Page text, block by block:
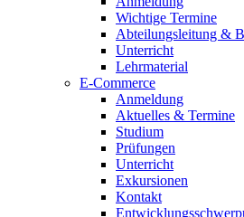
Wichtige Termine
Abteilungsleitung &
Unterricht
Lehrmaterial
E-Commerce
Anmeldung
Aktuelles & Termine
Studium
Prüfungen
Unterricht
Exkursionen
Kontakt